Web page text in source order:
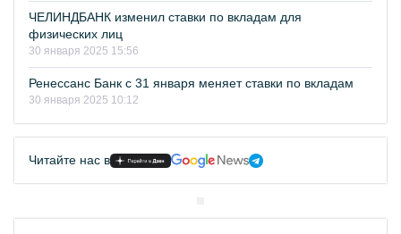
ЧЕЛИНДБАНК изменил ставки по вкладам для
физических лиц
30 января 2025 15:56
Ренессанс Банк с 31 января меняет ставки по вкладам
30 января 2025 10:12
Читайте нас в